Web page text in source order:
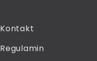
Kontakt
Regulamin